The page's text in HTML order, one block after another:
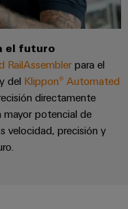
el futuro
RailAssembler para el
del Klippon® Automated
directamente
mayor potencial de
velocidad, precisión y